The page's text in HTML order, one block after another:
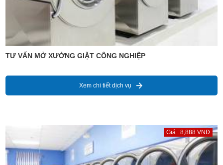
TƯ VẤN MỞ XƯỞNG GIẶT CÔNG NGHIỆP
Xem chi tiết dịch vụ
Giá : 8,888 VNĐ